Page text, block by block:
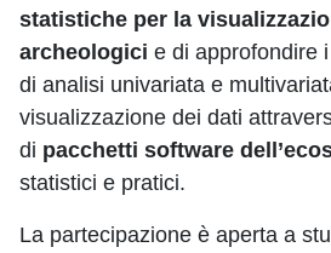
statistiche per la
archeologici e di approfondire
di analisi univariata e
visualizzazione dei dati
di pacchetti software
statistici e pratici.
La partecipazione è aperta a